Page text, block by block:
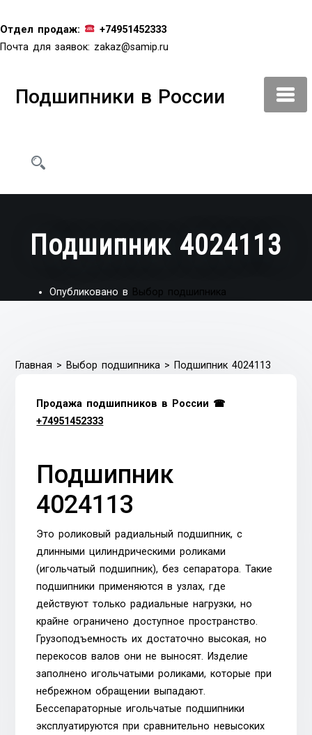
к
содержимому
Отдел продаж:
+74951452333
Почта для заявок: zakaz@samip.ru
Подшипники в России
Подшипник 4024113
Опубликовано в Выбор подшипника
Главная > Выбор подшипника > Подшипник 4024113
Продажа подшипников в России ☎
+74951452333
Подшипник
4024113
Это роликовый радиальный подшипник, с
длинными цилиндрическими роликами
(игольчатый подшипник), без сепаратора. Такие
подшипники применяются в узлах, где
действуют только радиальные нагрузки, но
крайне ограничено доступное пространство.
Грузоподъемность их достаточно высокая, но
перекосов валов они не выносят. Изделие
заполнено игольчатыми роликами, которые при
небрежном обращении выпадают.
Бессепараторные игольчатые подшипники
эксплуатируются при сравнительно невысоких